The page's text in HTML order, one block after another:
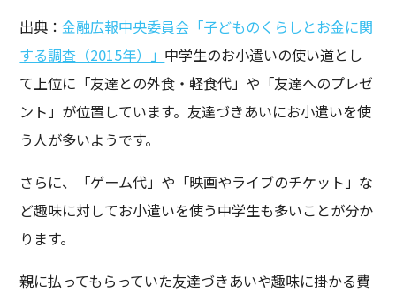
出典：金融広報中央委員会「子どものくらしとお金に関
する調査（2015年）」 中学生のお小遣いの使い道とし
て上位に「友達との外食・軽食代」や「友達へのプレゼ
ント」が位置しています。友達づきあいにお小遣いを使
う人が多いようです。
さらに、「ゲーム代」や「映画やライブのチケット」な
ど趣味に対してお小遣いを使う中学生も多いことが分か
ります。
親に払ってもらっていた友達づきあいや趣味に掛かる費